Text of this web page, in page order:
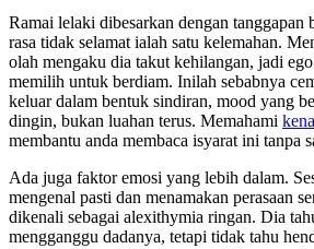
Ramai lelaki dibesarkan dengan tanggapan
rasa tidak selamat ialah satu kelemahan.
olah mengaku dia takut kehilangan, jadi
memilih untuk berdiam. Inilah sebabnya
keluar dalam bentuk sindiran, mood yang
dingin, bukan luahan terus. Memahami
membantu anda membaca isyarat ini tanpa
Ada juga faktor emosi yang lebih dalam.
mengenal pasti dan menamakan perasaan
dikenali sebagai alexithymia ringan. Dia
mengganggu dadanya, tetapi tidak tahu